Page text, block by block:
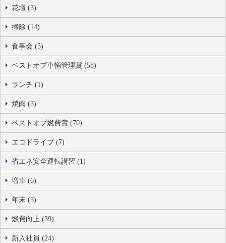
花壇 (3)
掃除 (14)
食事会 (5)
ベストオブ車輌管理賞 (58)
ランチ (1)
焼肉 (3)
ベストオブ燃費賞 (70)
エコドライブ (7)
省エネ安全運転講習 (1)
増車 (6)
年末 (5)
燃費向上 (39)
新入社員 (24)